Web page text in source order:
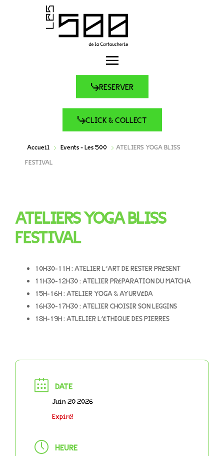
RESERVER
CLICK & COLLECT
Accueil Events - Les 500
ATELIERS YOGA BLISS
FESTIVAL
ATELIERS YOGA BLISS
FESTIVAL
10H30-11H : ATELIER L’ART DE RESTER PRÉSENT
11H30-12H30 : ATELIER PRÉPARATION DU MATCHA
15H-16H : ATELIER YOGA & AYURVÉDA
16H30-17H30 : ATELIER CHOISIR SON LEGGINS
18H-19H : ATLELIER L’ÉTHIQUE DES PIERRES
DATE
Juin 20 2026
Expiré!
HEURE